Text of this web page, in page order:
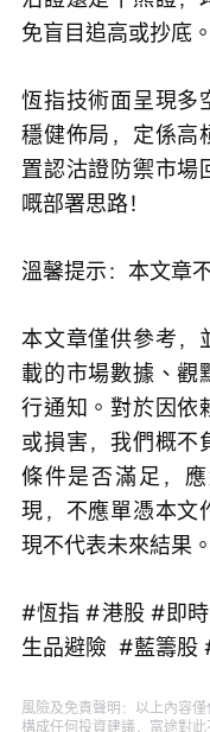
免盲目追高或抄底。
恆指技術面呈現多
穩健佈局，定係高
置認沽證防禦市場
嘅部署思路！
溫馨提示：本文章
本文章僅供參考，
載的市場數據、觀
行通知。對於因依
或損害，我們概不
條件是否滿足，
現，不應單憑本文
現不代表未來結果。
#恆指 #港股 #即
生品避險  #藍籌
風險及免責聲明：以上內容
構成任何投資建議，富途對此